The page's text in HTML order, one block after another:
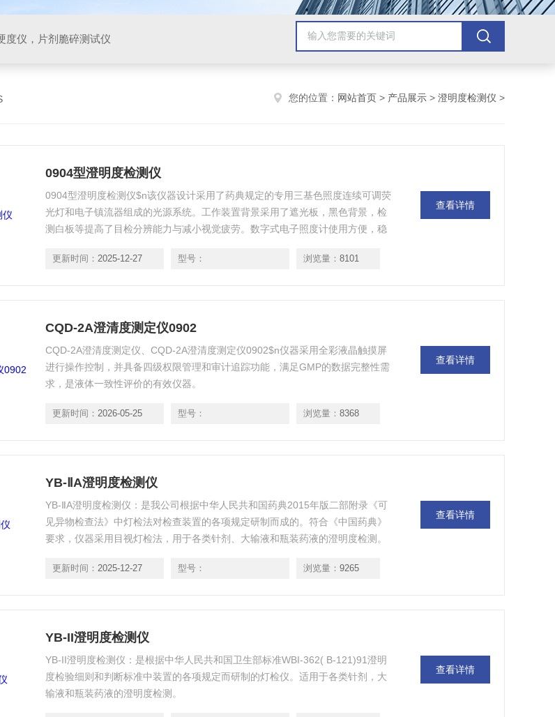
度仪，片剂脆碎测试仪
您的位置： 网站首页 > 产品展示 > 澄明度检测仪 >
0904型澄明度检测仪
0904型澄明度检测仪$n该仪器设计采用了药典规定的专用三基色照度连续可调荧
光灯和电子镇流器组成的光源系统。工作装置背景采用了遮光板，黑色背景，检
测白板等提高了目检分辨能力与减小视觉疲劳。数字式电子照度计使用方便，稳
更新时间： 2025-12-27 型号： 浏览量： 8101
查看详情
CQD-2A澄清度测定仪0902
CQD-2A澄清度测定仪、CQD-2A澄清度测定仪0902$n仪器采用全彩液晶触摸屏
进行操作控制，并具备四级权限管理和审计追踪功能，满足GMP的数据完整性需
求，是液体一致性评价的有效仪器。
更新时间： 2026-05-25 型号： 浏览量： 8368
查看详情
YB-ⅡA澄明度检测仪
YB-ⅡA澄明度检测仪：是我公司根据中华人民共和国药典2015年版二部附录《可
见异物检查法》中灯检法对检查装置的各项规定研制而成的。符合《中国药典》
要求，仪器采用目视灯检法，用于各类针剂、大输液和瓶装药液的澄明度检测。
更新时间： 2025-12-27 型号： 浏览量： 9265
查看详情
YB-II澄明度检测仪
YB-II澄明度检测仪：是根据中华人民共和国卫生部标准WBI-362( B-121)91澄明
度检验细则和判断标准中装置的各项规定而研制的灯检仪。适用于各类针剂，大
输液和瓶装药液的澄明度检测。
查看详情